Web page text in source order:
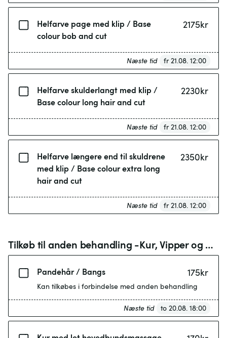
Helfarve page med klip / Base
colour bob and cut
2175kr
Næste tid fr 21.08. 12:00
Helfarve skulderlangt med klip /
Base colour long hair and cut
2230kr
Næste tid fr 21.08. 12:00
Helfarve længere end til skuldrene
med klip / Base colour extra long
hair and cut
2350kr
Næste tid fr 21.08. 12:00
Tilkøb til anden behandling -Kur, Vipper og Bryn
Pandehår / Bangs 175kr
Kan tilkøbes i forbindelse med anden behandling
Næste tid to 20.08. 18:00